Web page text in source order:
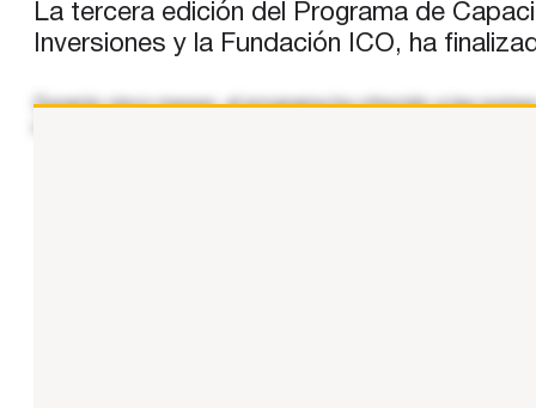
La tercera edición del Programa de
Inversiones y la Fundación ICO, ha
Durante cinco meses, el programa ha ofrecido a las